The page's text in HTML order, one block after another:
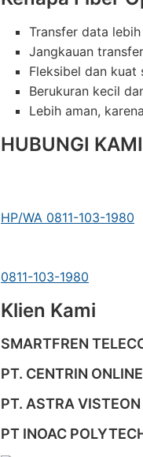
Transfer data
Jangkauan
Fleksibel dan kuat
Berukuran kecil
Lebih aman,
HUBUNGI KAMI
HP/WA 0811-103-1980
0811-103-1980
Klien Kami
SMARTFREN
PT. CENTRIN
PT. ASTRA
PT INOAC